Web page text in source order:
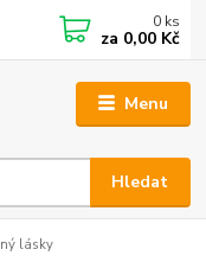
Menu
Hledat
0 ks
za 0,00 Kč
lásky